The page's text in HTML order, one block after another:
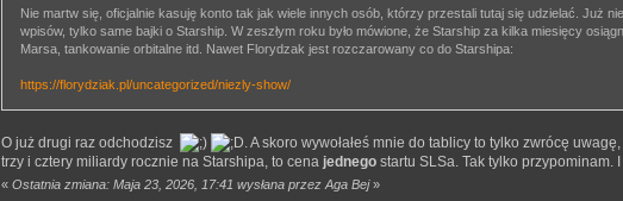
Nie martw się, oficjalnie kasuję konto tak jak wiele innych osób, którzy przestali tutaj się udzielać. Już
wpisów, tylko same bajki o Starship. W zeszłym roku było mówione, że Starship za kilka miesięcy
Marsa, tankowanie orbitalne itd. Nawet Florydzak jest rozczarowany co do Starshipa:
https://florydziak.pl/uncategorized/niezly-show/
O już drugi raz odchodzisz
. A skoro wywołałeś mnie do tablicy to tylko zwrócę
trzy i cztery miliardy rocznie na Starshipa, to cena jednego startu SLSa. Tak tylko przypominam.
« Ostatnia zmiana: Maja 23, 2026, 17:41 wysłana przez Aga Bej»